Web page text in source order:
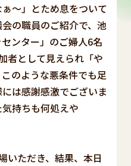
～」とため息をついて
の職員のご紹介で、池
ンター」のご婦人6名
者として見えられ「や
のような悪条件でも足
は感謝感激でございま
持ちも何処えや
いただき、結果、本日